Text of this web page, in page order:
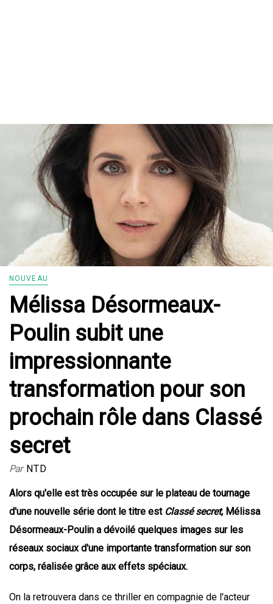
NOUVEAU
Mélissa Désormeaux-
Poulin subit une
impressionnante
transformation pour son
prochain rôle dans Classé
secret
Par NTD
Alors qu'elle est très occupée sur le plateau de tournage
d'une nouvelle série dont le titre est Classé secret, Mélissa
Désormeaux-Poulin a dévoilé quelques images sur les
réseaux sociaux d'une importante transformation sur son
corps, réalisée grâce aux effets spéciaux.
On la retrouvera dans ce thriller en compagnie de l'acteur